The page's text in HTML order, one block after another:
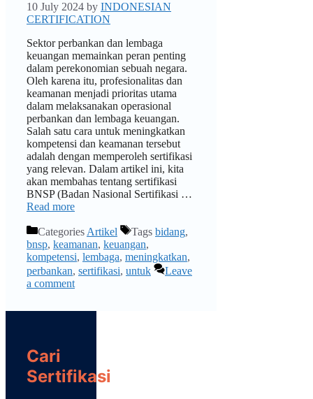
10 July 2024 by INDONESIAN
CERTIFICATION
Sektor perbankan dan lembaga
keuangan memainkan peran penting
dalam perekonomian sebuah negara.
Oleh karena itu, profesionalitas dan
keamanan menjadi prioritas utama
dalam melaksanakan operasional
perbankan dan lembaga keuangan.
Salah satu cara untuk meningkatkan
kompetensi dan keamanan tersebut
adalah dengan memperoleh sertifikasi
yang relevan. Dalam artikel ini, kita
akan membahas tentang sertifikasi
BNSP (Badan Nasional Sertifikasi …
Read more
Categories Artikel Tags bidang,
bnsp, keamanan, keuangan,
kompetensi, lembaga, meningkatkan,
perbankan, sertifikasi, untuk
Leave
a comment
Cari
Sertifikasi